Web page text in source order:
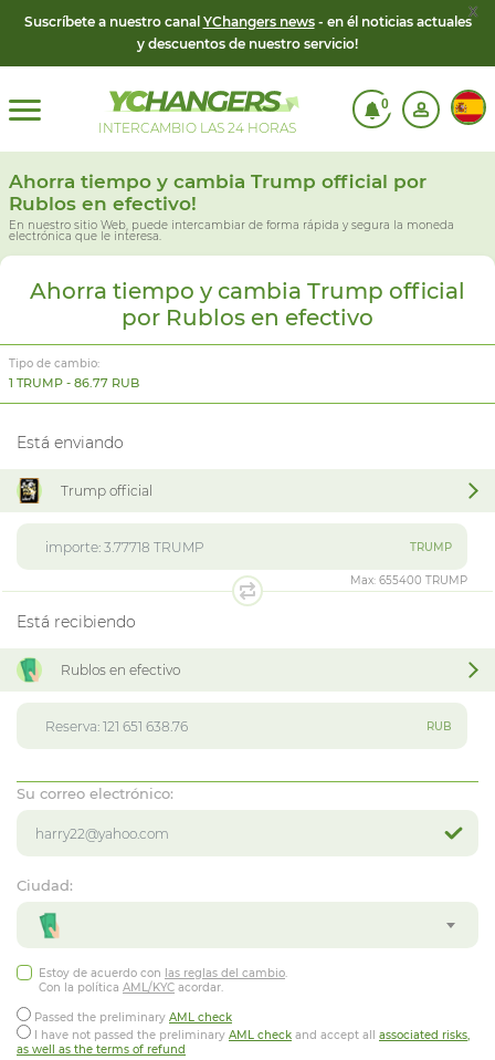
Suscríbete a nuestro canal YChangers news- en él noticias actuales
y descuentos de nuestro servicio!
x
INTERCAMBIO LAS 24 HORAS
0
Ahorra tiempo y cambia Trump official por
Rublos en efectivo!
En nuestro sitio Web, puede intercambiar de forma rápida y segura la moneda
electrónica que le interesa.
Ahorra tiempo y cambia Trump official
por Rublos en efectivo
Tipo de cambio:
1 TRUMP - 86.77 RUB
Está enviando
Trump official
TRUMP
Max: 655400 TRUMP
Está recibiendo
Rublos en efectivo
RUB
Su correo electrónico:
Ciudad:
Estoy de acuerdo con las reglas del cambio.
Con la política AML/KYC acordar.
Passed the preliminary AML check
I have not passed the preliminary AML check and accept all associated risks,
as well as the terms of refund